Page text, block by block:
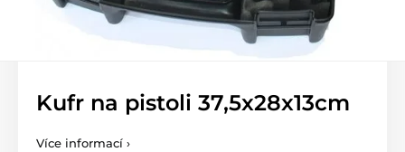
Kufr na pistoli 37,5x28x13cm
Více informací ›